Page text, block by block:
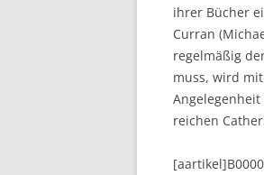
ihrer Bücher
Curran
regelmäßig
muss, wird
reichen